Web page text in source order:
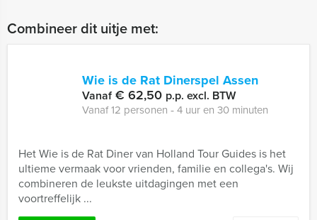
Combineer dit uitje met:
Wie is de Rat Dinerspel Assen
Vanaf€ 62,50 p.p. excl. BTW
Vanaf 12 personen ‐ 4 uur en 30 minuten
Het Wie is de Rat Diner van Holland Tour Guides is het
ultieme vermaak voor vrienden, familie en collega's. Wij
combineren de leukste uitdagingen met een
voortreffelijk ...